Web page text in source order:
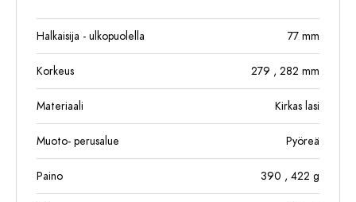
Halkaisija - ulkopuolella 77 mm
Korkeus 279 , 282 mm
Materiaali Kirkas lasi
Muoto- perusalue Pyöreä
Paino 390 , 422 g